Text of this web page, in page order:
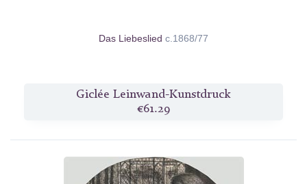
Das Liebeslied c.1868/77
Giclée Leinwand-Kunstdruck
€61.29